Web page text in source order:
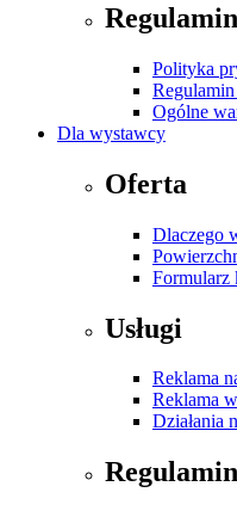
Polityka
Ogólne
Dla wystawcy
Oferta
Dlaczego
Formularz
Usługi
Reklama
Reklama
Działania